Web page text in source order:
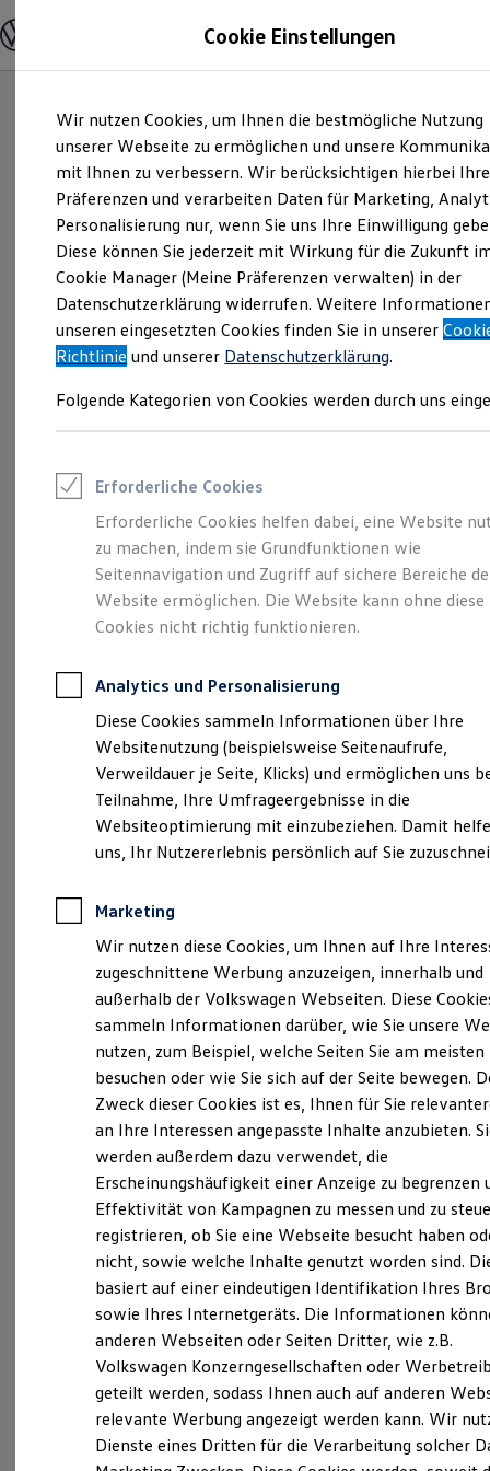
Hauptinhalt
springen
Footer
springen
Modelle und Konfigurator
Modelle vergleichen
Elektroautos
ENERGY Sondermodelle
Nutzfahrzeuge
SUV und CUV
Familienautos
Kombis
Kompaktwagen
Sportwagen
Schnell verfügbare Fahrzeuge
Angebote und Produkte
Aktuelle Angebote
E-Auto-Förderung
Volkswagen Marktplatz
Junge Gebrauchtwagen und Gebrauchtwagen
Saisonangebote
Leasing
Leasing-Angebote
Gebrauchtwagen Leasing
Junge Gebrauchtwagen-Leasing
Elektroauto Leasing
Kleinwagen-Leasing
Leasing ohne Anzahlung
Autokredit mit Schlussrate
Versicherungen und Garantien
Kfz-Versicherung
Restschuldversicherungen
Garantien
Wartungsverträge
Geschäftskunden
Professional Class bei Volkswagen
Großkunden
Behörden
Anpfiff zum Gewinn
Elektroautos
ID. Tutorials
Elektrofahrzeugkonzepte
Reichweite
Reichweite der ID. Modelle
Reichweite im Winter
Laden
Laden unterwegs
Laden Zuhause
Ladezeitensimulator
Batterie
Sicherheit
Garantie und Lebensdauer
Nachhaltigkeit
Technologie
Kosten und Kauf
Verbrauchskosten
Kaufoptionen
E-Auto-Förderung
Software und Konnektivität
Die ID. Software 6
ID. Software Versionen und Updates
Digitale Extras
Schnittstellen zu Ihrem ID.
Eine Klasse für sich.
Der Golf.
Impressum & Rechtliches)
Probefahrt vereinbaren
Fahrzeugangebot anfordern
Serviceanfrage stellen
Details des Golf
Cookie Einstellungen
Wir nutzen Cookies, um Ihnen die bestmögliche Nutzung
unserer Webseite zu ermöglichen und unsere
mit Ihnen zu verbessern. Wir berücksichtigen hierbei Ihre
Präferenzen und verarbeiten Daten für Marketing,
Personalisierung nur, wenn Sie uns Ihre Einwilligung
Diese können Sie jederzeit mit Wirkung für die Zukunft
Cookie Manager (Meine Präferenzen verwalten) in der
Datenschutzerklärung widerrufen. Weitere
unseren eingesetzten Cookies finden Sie in unserer
Richtlinie und unserer Datenschutzerklärung.
Folgende Kategorien von Cookies werden durch uns
Erforderliche Cookies
Erforderliche Cookies helfen dabei, eine Website
zu machen, indem sie Grundfunktionen wie
Seitennavigation und Zugriff auf sichere Bereiche
Website ermöglichen. Die Website kann ohne diese
Cookies nicht richtig funktionieren.
Analytics und Personalisierung
Diese Cookies sammeln Informationen über Ihre
Websitenutzung (beispielsweise Seitenaufrufe,
Verweildauer je Seite, Klicks) und ermöglichen uns
Teilnahme, Ihre Umfrageergebnisse in die
Websiteoptimierung mit einzubeziehen. Damit
uns, Ihr Nutzererlebnis persönlich auf Sie
Marketing
Wir nutzen diese Cookies, um Ihnen auf Ihre
zugeschnittene Werbung anzuzeigen, innerhalb und
außerhalb der Volkswagen Webseiten. Diese
sammeln Informationen darüber, wie Sie unsere
nutzen, zum Beispiel, welche Seiten Sie am meisten
besuchen oder wie Sie sich auf der Seite bewegen.
Zweck dieser Cookies ist es, Ihnen für Sie
an Ihre Interessen angepasste Inhalte anzubieten.
werden außerdem dazu verwendet, die
Erscheinungshäufigkeit einer Anzeige zu begrenzen
Effektivität von Kampagnen zu messen und zu
registrieren, ob Sie eine Webseite besucht haben
nicht, sowie welche Inhalte genutzt worden sind.
basiert auf einer eindeutigen Identifikation Ihres
sowie Ihres Internetgeräts. Die Informationen
anderen Webseiten oder Seiten Dritter, wie z.B.
Volkswagen Konzerngesellschaften oder
geteilt werden, sodass Ihnen auch auf anderen
relevante Werbung angezeigt werden kann. Wir
Dienste eines Dritten für die Verarbeitung solcher